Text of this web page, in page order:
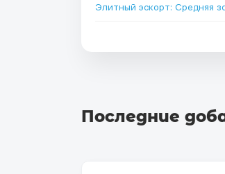
Элитный эскорт: Средняя
Последние